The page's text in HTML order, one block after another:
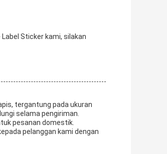
Sticker kami, silakan
tergantung pada ukuran
selama pengiriman.
pesanan domestik.
pelanggan kami dengan